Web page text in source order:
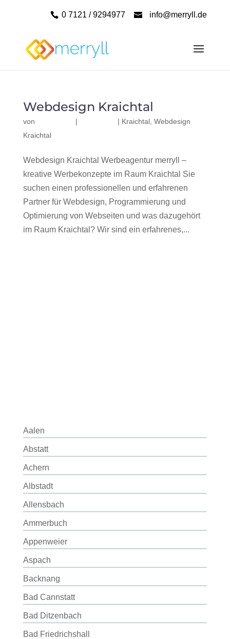
0 7121 / 9294977 info@merryll.de
Webdesign Kraichtal
von | | Kraichtal, Webdesign
Kraichtal
Webdesign Kraichtal Werbeagentur merryll –
kreative Werbekonzepte im Raum Kraichtal Sie
suchen einen professionellen und erfahrenen
Partner für Webdesign, Programmierung und
Optimierung von Webseiten und was dazugehört
im Raum Kraichtal? Wir sind ein erfahrenes,...
Aalen
Abstatt
Achern
Albstadt
Allensbach
Ammerbuch
Appenweier
Aspach
Backnang
Bad Cannstatt
Bad Ditzenbach
Bad Friedrichshall